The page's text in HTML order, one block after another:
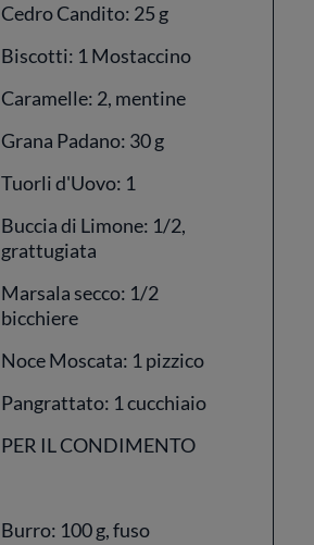
Cedro Candito: 25 g
Biscotti: 1 Mostaccino
Caramelle: 2, mentine
Grana Padano: 30 g
Tuorli d'Uovo: 1
Buccia di Limone: 1/2,
grattugiata
Marsala secco: 1/2
bicchiere
Noce Moscata: 1 pizzico
Pangrattato: 1 cucchiaio
PER IL CONDIMENTO
Burro: 100 g, fuso